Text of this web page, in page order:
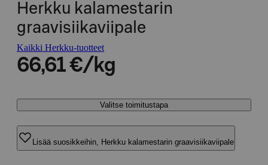
Herkku kalamestarin
graavisiikaviipale
Kaikki Herkku-tuotteet
66,61 €/kg
Valitse toimitustapa
Lisää suosikkeihin, Herkku kalamestarin graavisiikaviipale